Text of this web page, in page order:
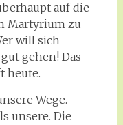
auf die
Martyrium zu
will sich
gehen! Das
heute.
Wege.
unsere. Die